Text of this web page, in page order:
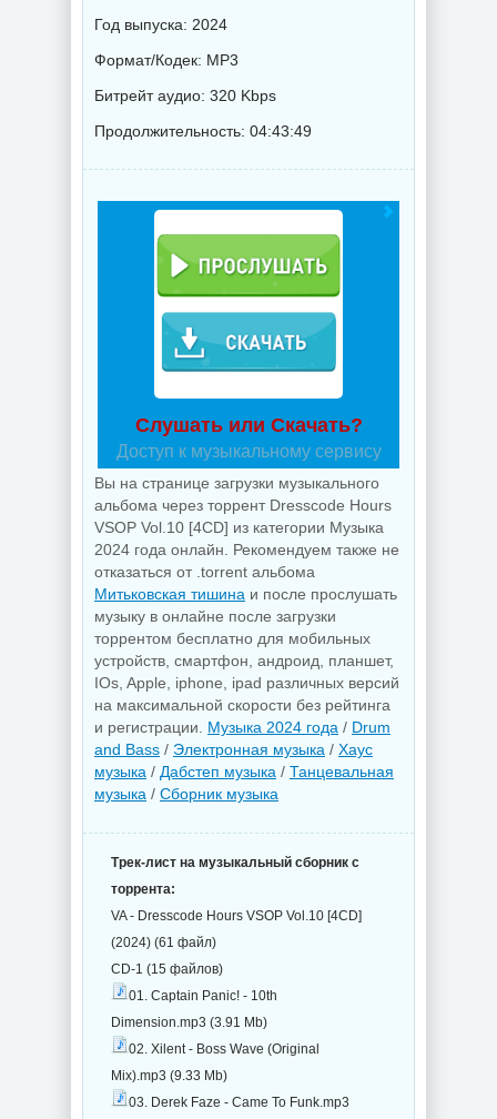
Год выпуска: 2024
Формат/Кодек: MP3
Битрейт аудио: 320 Kbps
Продолжительность: 04:43:49
Слушать или Скачать?
Доступ к музыкальному сервису
Вы на странице загрузки музыкального
альбома через торрент Dresscode Hours
VSOP Vol.10 [4CD] из категории Музыка
2024 года онлайн. Рекомендуем также не
отказаться от .torrent альбома
Митьковская тишина и после прослушать
музыку в онлайне после загрузки
торрентом бесплатно для мобильных
устройств, смартфон, андроид, планшет,
IOs, Apple, iphone, ipad различных версий
на максимальной скорости без рейтинга
и регистрации. Музыка 2024 года / Drum
and Bass / Электронная музыка / Хаус
музыка / Дабстеп музыка / Танцевальная
музыка / Сборник музыка
Трек-лист на музыкальный сборник с
торрента:
VA - Dresscode Hours VSOP Vol.10 [4CD]
(2024) (61 файл)
CD-1 (15 файлов)
01. Captain Panic! - 10th
Dimension.mp3 (3.91 Mb)
02. Xilent - Boss Wave (Original
Mix).mp3 (9.33 Mb)
03. Derek Faze - Came To Funk.mp3